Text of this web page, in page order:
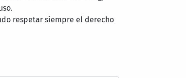
respetar siempre el derecho